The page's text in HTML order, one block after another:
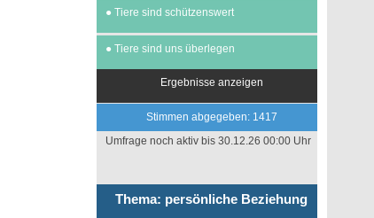
● Tiere sind schützenswert
● Tiere sind uns überlegen
Ergebnisse anzeigen
Stimmen abgegeben: 1417
Umfrage noch aktiv bis 30.12.26 00:00 Uhr
Thema: persönliche Beziehung